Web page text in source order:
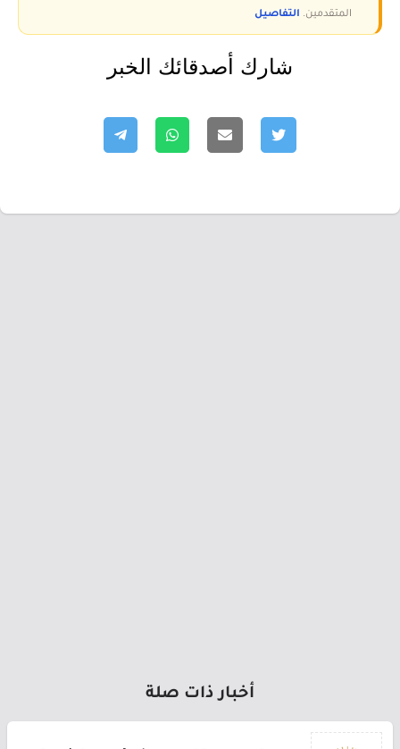
المتقدمين. التفاصيل
شارك أصدقائك الخبر
أخبار ذات صلة